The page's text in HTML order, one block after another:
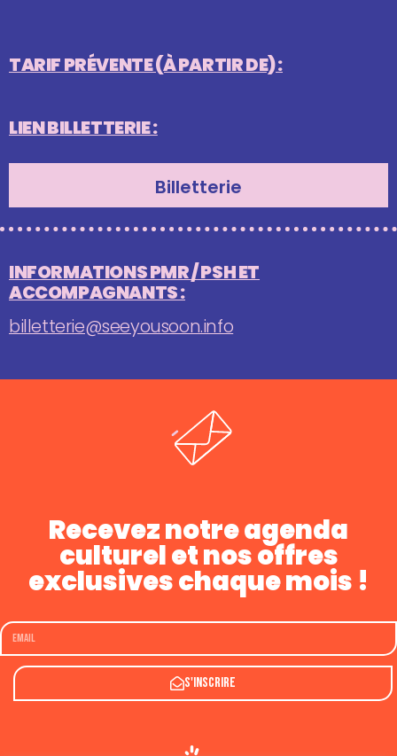
TARIF PRÉVENTE (À PARTIR DE) :
LIEN BILLETTERIE :
Billetterie
INFORMATIONS PMR / PSH ET
ACCOMPAGNANTS :
billetterie@seeyousoon.info
Recevez notre agenda
culturel et nos offres
exclusives chaque mois !
S'inscrire